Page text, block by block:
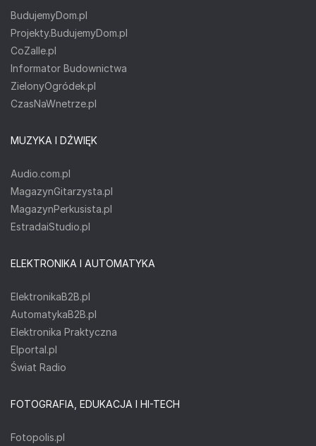
BudujemyDom.pl
Projekty.BudujemyDom.pl
CoZaIle.pl
Informator Budownictwa
ZielonyOgródek.pl
CzasNaWnetrze.pl
MUZYKA I DŹWIĘK
Audio.com.pl
MagazynGitarzysta.pl
MagazynPerkusista.pl
EstradaiStudio.pl
ELEKTRONIKA I AUTOMATYKA
ElektronikaB2B.pl
AutomatykaB2B.pl
Elektronika Praktyczna
Elportal.pl
Świat Radio
FOTOGRAFIA, EDUKACJA I HI-TECH
Fotopolis.pl